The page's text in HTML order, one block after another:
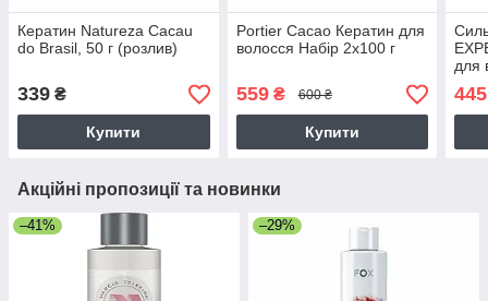
Кератин Natureza Cacau
do Brasil, 50 г (розлив)
339 ₴
Купити
Portier Cacao Кератин для
волосся Набір 2х100 г
559₴ 600 ₴
Купити
для
50
445
Акційні пропозиції та новинки
–41% –29%